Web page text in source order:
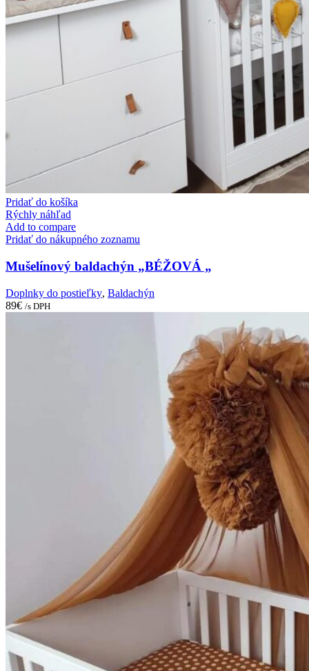
Pridať do košíka
Rýchly náhľad
Add to compare
Pridať do nákupného zoznamu
Mušelínový baldachýn „BÉŽOVÁ „
Doplnky do postieľky, Baldachýn
89€ /s DPH